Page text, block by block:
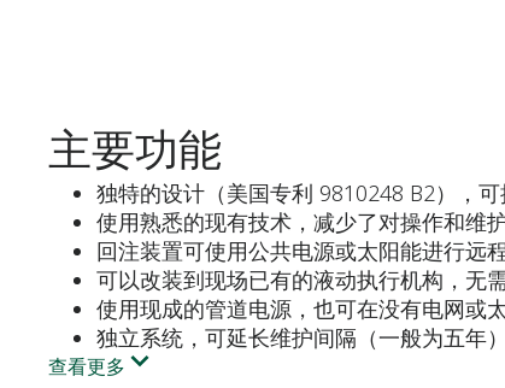
主要功能
独特的设计（美国专利 9810248 B2），
使用熟悉的现有技术，减少了对操作和维
回注装置可使用公共电源或太阳能进行远
可以改装到现场已有的液动执行机构，无
使用现成的管道电源，也可在没有电网或
独立系统，可延长维护间隔（一般为五年）
查看更多